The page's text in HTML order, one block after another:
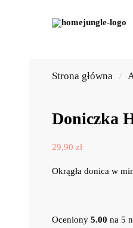
Strona główna /
Doniczka
29,90 zł
Okrągła donica w
Oceniony 5.00 na 5